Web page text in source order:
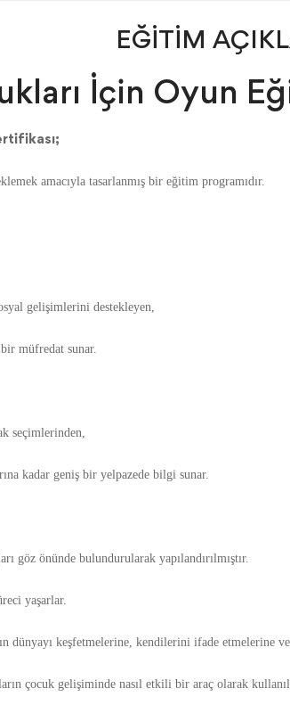
EĞİTİM
İçin Oyun
amacıyla tasarlanmış bir eğitim programıdır.
gelişimlerini destekleyen,
müfredat sunar.
seçimlerinden,
kadar geniş bir yelpazede bilgi sunar.
göz önünde bulundurularak yapılandırılmıştır.
yaşarlar.
dünyayı keşfetmelerine, kendilerini ifade etmelerine
çocuk gelişiminde nasıl etkili bir araç olarak